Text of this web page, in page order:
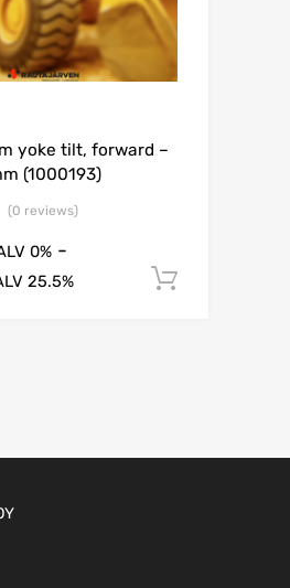
yoke tilt, forward –
(1000193)
(0 reviews)
0% -
25.5%